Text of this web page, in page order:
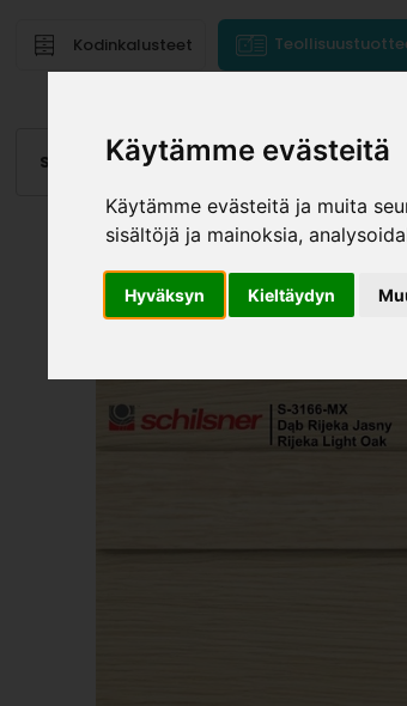
Käytämme evästeitä
Käytämme evästeitä ja muita
sisältöjä ja mainoksia,
Hyväksyn Kieltäydyn
Kodinkalusteet
Saranat Laatikot, kiskot Vetimet